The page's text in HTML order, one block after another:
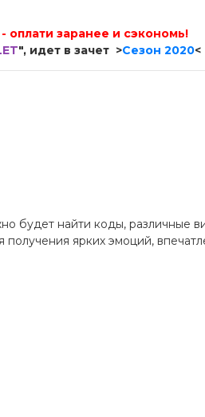
оплати заранее и сэкономь!
", идет в зачет >Сезон 2020<
будет найти коды, различные
ярких эмоций,